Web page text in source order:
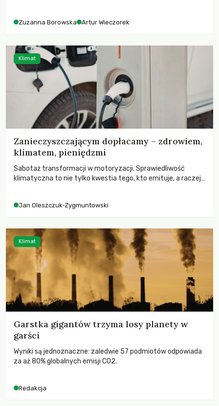
Zuzanna Borowska Artur Wieczorek
Zanieczyszczającym dopłacamy – zdrowiem,
klimatem, pieniędzmi
Sabotaż transformacji w motoryzacji. Sprawiedliwość
klimatyczna to nie tylko kwestia tego, kto emituje, a raczej
Jan Oleszczuk-Zygmuntowski
Klimat
Garstka gigantów trzyma losy planety w
garści
Wyniki są jednoznaczne: zaledwie 57 podmiotów odpowiada
za aż 80% globalnych emisji CO2.
Redakcja
Klimat